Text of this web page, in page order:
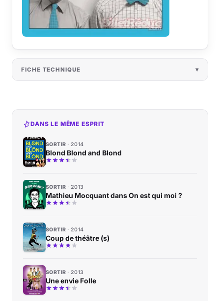
FICHE TECHNIQUE
DANS LE MÊME ESPRIT
SORTIR 2014
Blond Blond and Blond
SORTIR 2013
Mathieu Mocquant dans On est qui moi ?
SORTIR 2014
Coup de théâtre (s)
SORTIR 2013
Une envie Folle